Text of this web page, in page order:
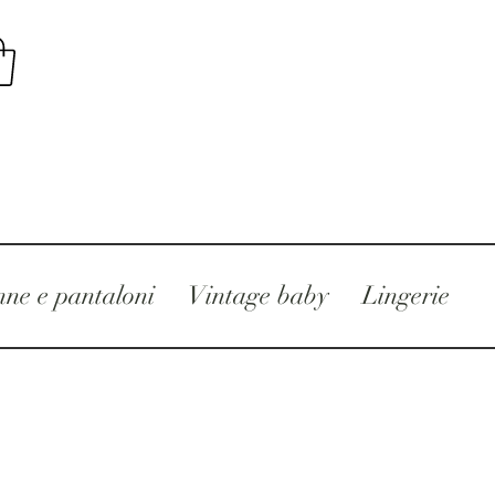
e pantaloni Vintage baby Lingerie